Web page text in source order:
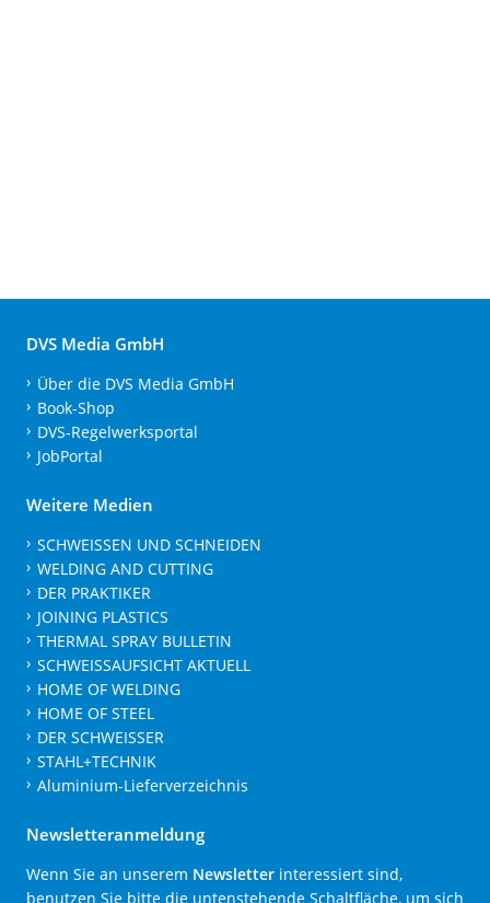
DVS Media GmbH
Über die DVS Media GmbH
Book-Shop
DVS-Regelwerksportal
JobPortal
Weitere Medien
SCHWEISSEN UND SCHNEIDEN
WELDING AND CUTTING
DER PRAKTIKER
JOINING PLASTICS
THERMAL SPRAY BULLETIN
SCHWEISSAUFSICHT AKTUELL
HOME OF WELDING
HOME OF STEEL
DER SCHWEISSER
STAHL+TECHNIK
Aluminium-Lieferverzeichnis
Newsletteranmeldung
Wenn Sie an unserem Newsletter interessiert sind,
benutzen Sie bitte die untenstehende Schaltfläche, um sich